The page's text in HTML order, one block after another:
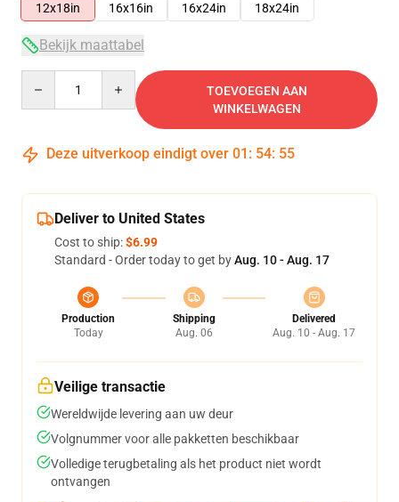
12x18in
16x16in 16x24in 18x24in
Bekijk maattabel
TOEVOEGEN AAN
WINKELWAGEN
Deze uitverkoop eindigt over 01 : 54: 54
Deliver to United States
Cost to ship:$6.99
Standard - Order today to get byAug. 10 - Aug. 17
Production
Today
Shipping
Aug. 06
Delivered
Aug. 10 - Aug. 17
Veilige transactie
Wereldwijde levering aan uw deur
Volgnummer voor alle pakketten beschikbaar
Volledige terugbetaling als het product niet wordt
ontvangen